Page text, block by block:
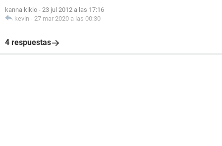
kanna kikio - 23 jul 2012 a las 17:16
kevin - 27 mar 2020 a las 00:30
4 respuestas